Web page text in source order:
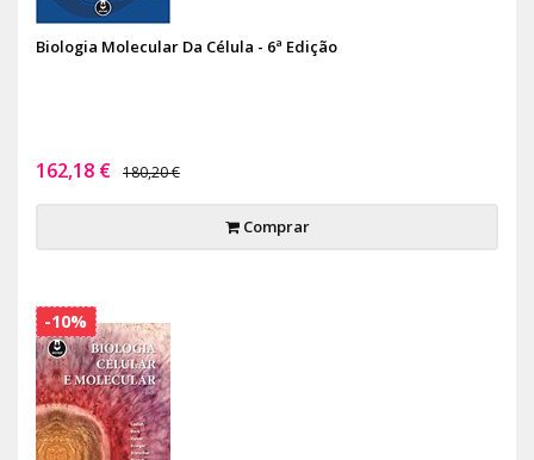
Biologia Molecular Da Célula - 6ª Edição
162,18 € 180,20 €
Comprar
-10%